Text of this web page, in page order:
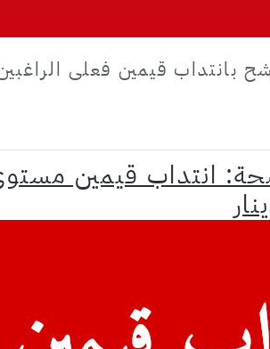
بانتداب قيمين فعلى
انتداب قيمين